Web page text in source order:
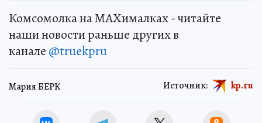
Комсомолка на MAXималках - читайте
наши новости раньше других в
канале @truekpru
Мария БЕРК Источник: kp.ru